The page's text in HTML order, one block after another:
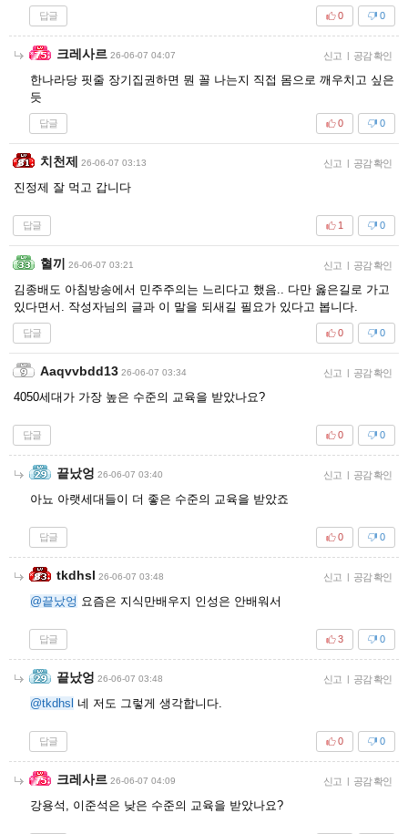
답글 0
0
크레사르 26-06-07 04:07 신고 | 공감 확인
한나라당 핏줄 장기집권하면 뭔 꼴 나는지 직접 몸으로 깨우치고 싶은
듯
답글 0
0
치천제 26-06-07 03:13 신고 | 공감 확인
진정제 잘 먹고 갑니다
답글 0
1
혈끼 26-06-07 03:21 신고 | 공감 확인
김종배도 아침방송에서 민주주의는 느리다고 했음.. 다만 옳은길로 가고
있다면서. 작성자님의 글과 이 말을 되새길 필요가 있다고 봅니다.
답글 0
0
Aaqvvbdd13 26-06-07 03:34 신고 | 공감 확인
4050세대가 가장 높은 수준의 교육을 받았나요?
답글 0
0
끝났엉 26-06-07 03:40 신고 | 공감 확인
아뇨 아랫세대들이 더 좋은 수준의 교육을 받았죠
답글 0
0
tkdhsl 26-06-07 03:48 신고 | 공감 확인
@끝났엉 요즘은 지식만배우지 인성은 안배워서
답글 0
3
끝났엉 26-06-07 03:48 신고 | 공감 확인
@tkdhsl 네 저도 그렇게 생각합니다.
답글 0
0
크레사르 26-06-07 04:09 신고 | 공감 확인
강용석, 이준석은 낮은 수준의 교육을 받았나요?